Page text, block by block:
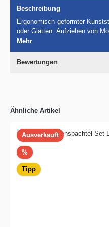
Beschreibung
Ergonomisch geformter
oder Glätten. Aufziehen von
Mehr
Bewertungen
Ähnliche Artikel
Ausverkauft
%Rabatt
Tipp